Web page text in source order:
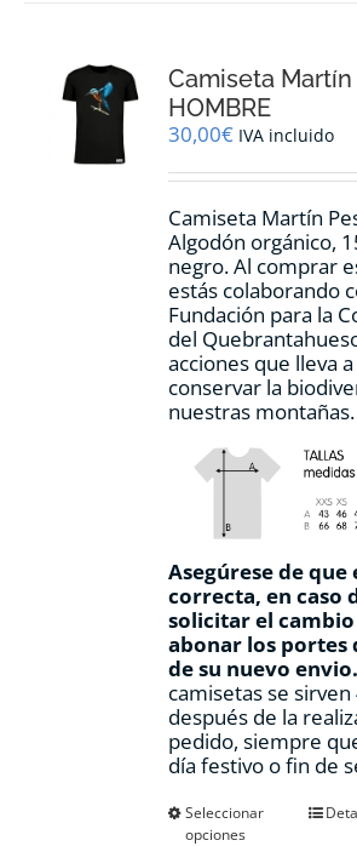
se
elegir
la
de
Camiseta
HOMBRE
30,00€ IVA incluido
Camiseta Martín
Algodón orgánico,
negro. Al comprar
estás colaborando
Fundación para la
del
acciones que lleva
conservar la
nuestras montañas.
Asegúrese de que
correcta, en caso
solicitar el
abonar los portes
de su nuevo envio.
camisetas se sirven
después de la
pedido, siempre
día festivo o fin de
Seleccionar
opciones
Este